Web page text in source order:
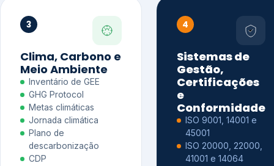
3
Clima, Carbono e
Meio Ambiente
Inventário de GEE
GHG Protocol
Metas climáticas
Jornada climática
Plano de
descarbonização
CDP
4
Sistemas de
Gestão,
Certificações
e
Conformidade
ISO 9001, 14001 e
45001
ISO 20000, 22000,
41001 e 14064